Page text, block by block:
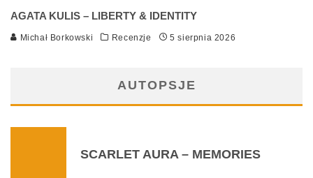
AGATA KULIS – LIBERTY & IDENTITY
Michał Borkowski Recenzje 5 sierpnia 2026
AUTOPSJE
SCARLET AURA – MEMORIES